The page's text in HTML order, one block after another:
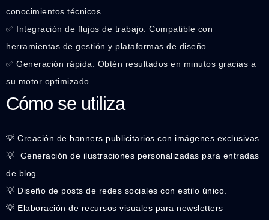
conocimientos técnicos.
✅ Integración de flujos de trabajo: Compatible con
herramientas de gestión y plataformas de diseño.
✅ Generación rápida: Obtén resultados en minutos gracias a
su motor optimizado.
Cómo se utiliza
💡 Creación de banners publicitarios con imágenes exclusivas.
💡 ️ Generación de ilustraciones personalizadas para entradas
de blog.
💡 Diseño de posts de redes sociales con estilo único.
💡 Elaboración de recursos visuales para newsletters